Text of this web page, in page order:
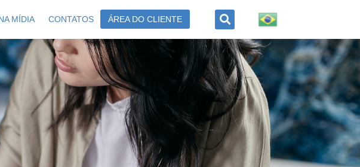
MÍDIA CONTATOS ÁREA DO CLIENTE